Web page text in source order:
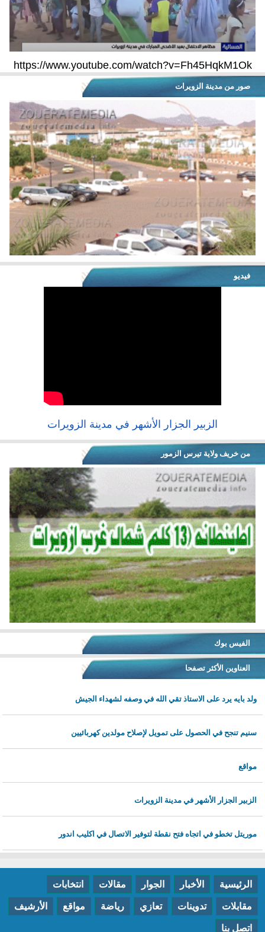
https://www.youtube.com/watch?v=Fh45HqkM1Ok
صور من مدينة الزويرات
فيديو
الزبير الجزار الأشهر في مدينة الزويرات
من خريف ولاية تيرس الزمور
الفيس بوك
العناوين الأكثر تصفحا
ولد بايه يرد على الاستاذ تقي الله في وصفه لشهداء الجيش
سنيم تنجح في الحصول على تمويل لإصلاح مولدين كهربائيين
مواقع
الزبير الجزار الأشهر في مدينة الزويرات
موريتل تخطو في اتجاه فتح نقطة لتوفير الاتصال في اكليب اندور
الرئيسية الأخبار الجوار مقالات انتخابات
مقابلات تدوينات تعازي رياضة مواقع الأرشيف
اتصل بنا